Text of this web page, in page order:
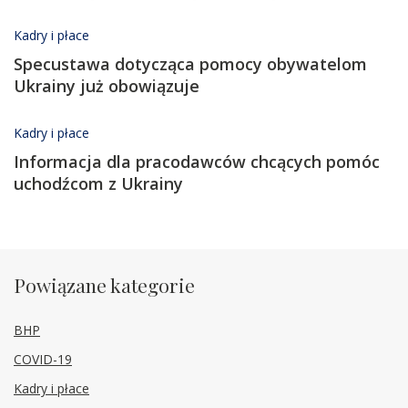
Kadry i płace
Specustawa dotycząca pomocy obywatelom
Ukrainy już obowiązuje
Kadry i płace
Informacja dla pracodawców chcących pomóc
uchodźcom z Ukrainy
Powiązane kategorie
BHP
COVID-19
Kadry i płace